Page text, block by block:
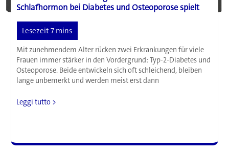
Schlafhormon bei Diabetes und Osteoporose spielt
Mit zunehmendem Alter rücken zwei Erkrankungen für viele
Frauen immer stärker in den Vordergrund: Typ-2-Diabetes und
Osteoporose. Beide entwickeln sich oft schleichend, bleiben
lange unbemerkt und werden meist erst dann
Melatonin
Rolle
Leggi tutto >